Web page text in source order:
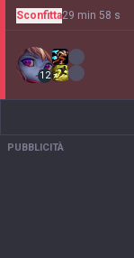
Sconfitta29 min 58 s
12
PUBBLICITÀ